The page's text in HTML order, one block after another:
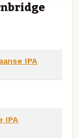
IPA
IPA